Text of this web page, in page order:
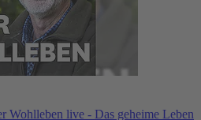
live - Das geheime Leben